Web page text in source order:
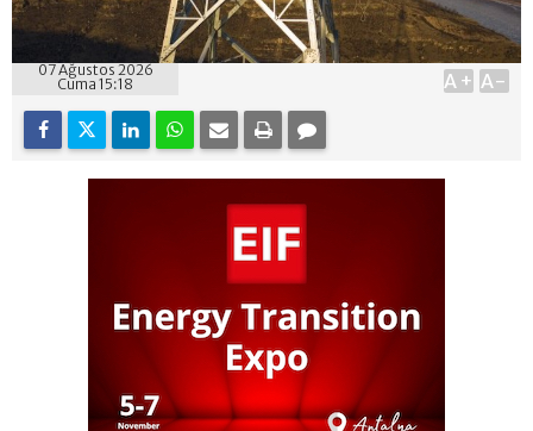
07 Ağustos 2026
Cuma 15:18
A+ A-